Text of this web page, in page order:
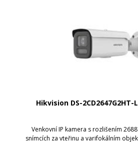
Hikvision DS-2CD2647G2HT-
Venkovní IP kamera s rozlišením
snímcích za vteřinu a varifokálním